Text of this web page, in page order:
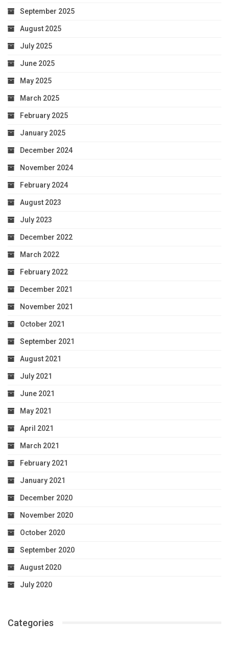
September 2025
August 2025
July 2025
June 2025
May 2025
March 2025
February 2025
January 2025
December 2024
November 2024
February 2024
August 2023
July 2023
December 2022
March 2022
February 2022
December 2021
November 2021
October 2021
September 2021
August 2021
July 2021
June 2021
May 2021
April 2021
March 2021
February 2021
January 2021
December 2020
November 2020
October 2020
September 2020
August 2020
July 2020
Categories